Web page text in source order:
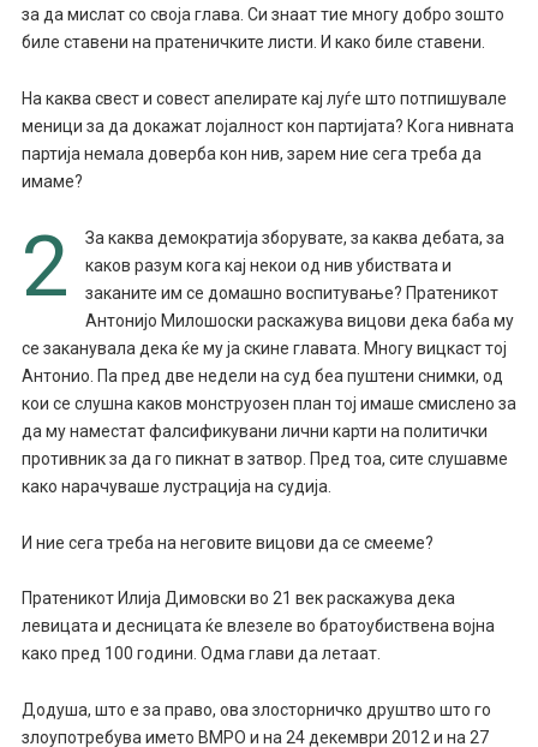
за да мислат со своја глава. Си знаат тие многу добро зошто
биле ставени на пратеничките листи. И како биле ставени.
На каква свест и совест апелирате кај луѓе што потпишувале
меници за да докажат лојалност кон партијата? Кога нивната
партија немала доверба кон нив, зарем ние сега треба да
имаме?
2
За каква демократија зборувате, за каква дебата, за
каков разум кога кај некои од нив убиствата и
заканите им се домашно воспитување? Пратеникот
Антонијо Милошоски раскажува вицови дека баба му
се заканувала дека ќе му ја скине главата. Многу вицкаст тој
Антонио. Па пред две недели на суд беа пуштени снимки, од
кои се слушна каков монструозен план тој имаше смислено за
да му наместат фалсификувани лични карти на политички
противник за да го пикнат в затвор. Пред тоа, сите слушавме
како нарачуваше лустрација на судија.
И ние сега треба на неговите вицови да се смееме?
Пратеникот Илија Димовски во 21 век раскажува дека
левицата и десницата ќе влезеле во братоубиствена војна
како пред 100 години. Одма глави да летаат.
Додуша, што е за право, ова злосторничко друштво што го
злоупотребува името ВМРО и на 24 декември 2012 и на 27